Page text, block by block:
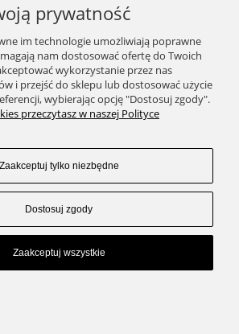
mail, jeżeli chcesz otrzymywać
i promocjach.
prywatność
im technologie umożliwiają poprawne
nam dostosować ofertę do Twoich
wykorzystanie przez nas
i przejść do sklepu lub dostosować użycie
wybierając opcję "Dostosuj zgody".
przeczytasz w naszej Polityce
Zaakceptuj tylko niezbędne
Dostosuj zgody
Zaakceptuj wszystkie